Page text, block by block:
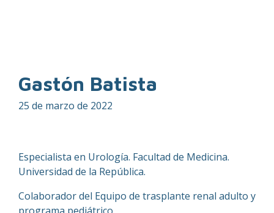
Gastón Batista
25 de marzo de 2022
Especialista en Urología. Facultad de Medicina.
Universidad de la República.
Colaborador del Equipo de trasplante renal adulto y